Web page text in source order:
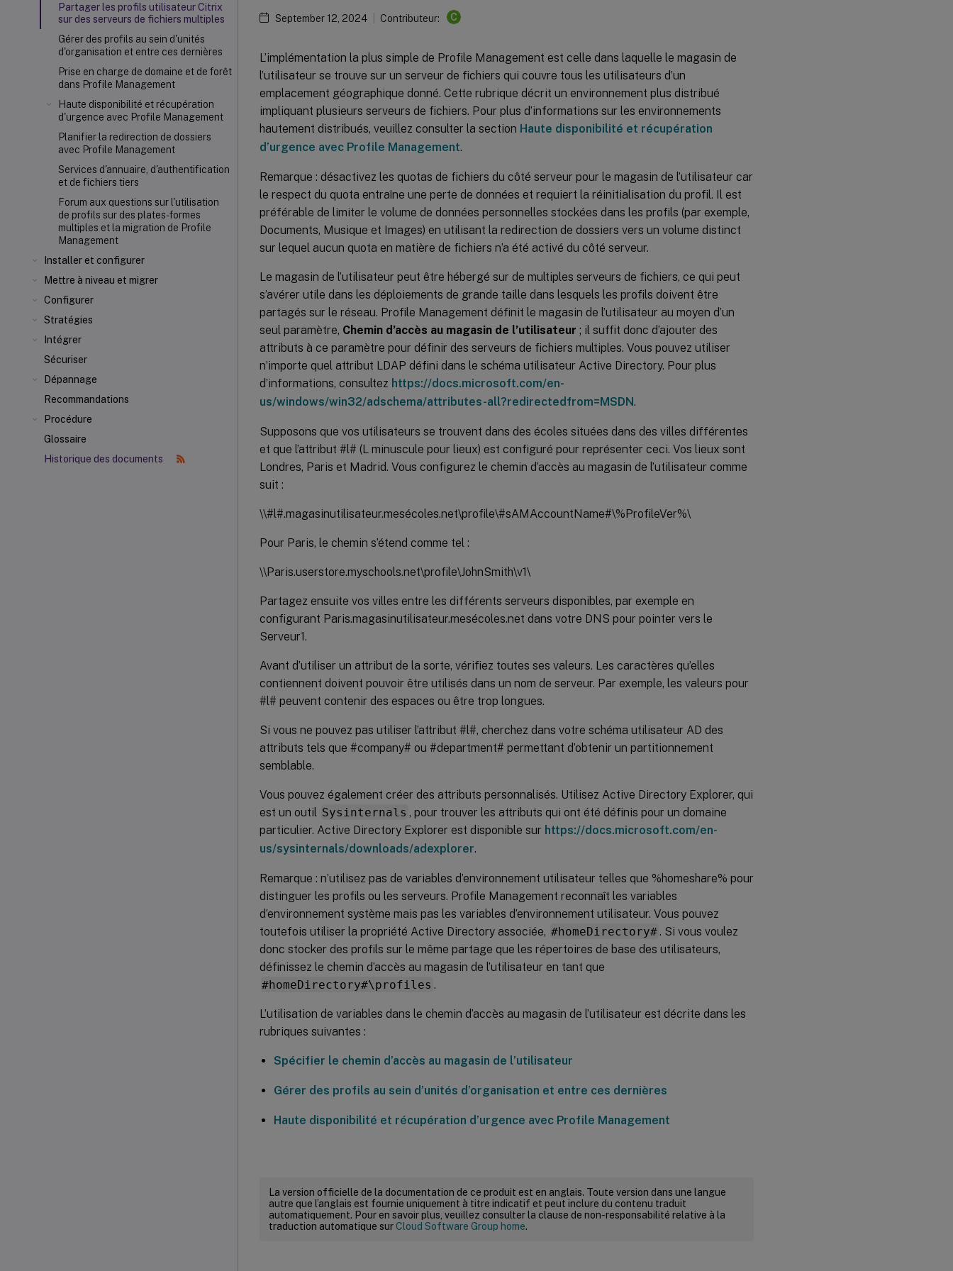
Partager les profils utilisateur Citrix
sur des serveurs de fichiers multiples
Gérer des profils au sein d'unités
d'organisation et entre ces dernières
Prise en charge de domaine et de forêt
dans Profile Management
Haute disponibilité et récupération
d'urgence avec Profile Management
Planifier la redirection de dossiers
avec Profile Management
Services d'annuaire, d'authentification
et de fichiers tiers
Forum aux questions sur l'utilisation
de profils sur des plates-formes
multiples et la migration de Profile
Management
Installer et configurer
Mettre à niveau et migrer
Configurer
Stratégies
Intégrer
Sécuriser
Dépannage
Recommandations
Procédure
Glossaire
Historique des documents
September 12, 2024 Contributeur: C
L’implémentation la plus simple de Profile Management est celle dans laquelle le magasin de
l’utilisateur se trouve sur un serveur de fichiers qui couvre tous les utilisateurs d’un
emplacement géographique donné. Cette rubrique décrit un environnement plus distribué
impliquant plusieurs serveurs de fichiers. Pour plus d’informations sur les environnements
hautement distribués, veuillez consulter la section Haute disponibilité et récupération
d’urgence avec Profile Management.
Remarque : désactivez les quotas de fichiers du côté serveur pour le magasin de l’utilisateur car
le respect du quota entraîne une perte de données et requiert la réinitialisation du profil. Il est
préférable de limiter le volume de données personnelles stockées dans les profils (par exemple,
Documents, Musique et Images) en utilisant la redirection de dossiers vers un volume distinct
sur lequel aucun quota en matière de fichiers n’a été activé du côté serveur.
Le magasin de l’utilisateur peut être hébergé sur de multiples serveurs de fichiers, ce qui peut
s’avérer utile dans les déploiements de grande taille dans lesquels les profils doivent être
partagés sur le réseau. Profile Management définit le magasin de l’utilisateur au moyen d’un
seul paramètre, Chemin d’accès au magasin de l’utilisateur ; il suffit donc d’ajouter des
attributs à ce paramètre pour définir des serveurs de fichiers multiples. Vous pouvez utiliser
n’importe quel attribut LDAP défini dans le schéma utilisateur Active Directory. Pour plus
d’informations, consultez https://docs.microsoft.com/en-
us/windows/win32/adschema/attributes-all?redirectedfrom=MSDN.
Supposons que vos utilisateurs se trouvent dans des écoles situées dans des villes différentes
et que l’attribut #l# (L minuscule pour lieux) est configuré pour représenter ceci. Vos lieux sont
Londres, Paris et Madrid. Vous configurez le chemin d’accès au magasin de l’utilisateur comme
suit :
\\#l#.magasinutilisateur.mesécoles.net\profile\#sAMAccountName#\%ProfileVer%\
Pour Paris, le chemin s’étend comme tel :
\\Paris.userstore.myschools.net\profile\JohnSmith\v1\
Partagez ensuite vos villes entre les différents serveurs disponibles, par exemple en
configurant Paris.magasinutilisateur.mesécoles.net dans votre DNS pour pointer vers le
Serveur1.
Avant d’utiliser un attribut de la sorte, vérifiez toutes ses valeurs. Les caractères qu’elles
contiennent doivent pouvoir être utilisés dans un nom de serveur. Par exemple, les valeurs pour
#l# peuvent contenir des espaces ou être trop longues.
Si vous ne pouvez pas utiliser l’attribut #l#, cherchez dans votre schéma utilisateur AD des
attributs tels que #company# ou #department# permettant d’obtenir un partitionnement
semblable.
Vous pouvez également créer des attributs personnalisés. Utilisez Active Directory Explorer, qui
est un outil Sysinternals , pour trouver les attributs qui ont été définis pour un domaine
particulier. Active Directory Explorer est disponible sur https://docs.microsoft.com/en-
us/sysinternals/downloads/adexplorer.
Remarque : n’utilisez pas de variables d’environnement utilisateur telles que %homeshare% pour
distinguer les profils ou les serveurs. Profile Management reconnaît les variables
d’environnement système mais pas les variables d’environnement utilisateur. Vous pouvez
toutefois utiliser la propriété Active Directory associée, #homeDirectory# . Si vous voulez
donc stocker des profils sur le même partage que les répertoires de base des utilisateurs,
définissez le chemin d’accès au magasin de l’utilisateur en tant que
#homeDirectory#\profiles .
L’utilisation de variables dans le chemin d’accès au magasin de l’utilisateur est décrite dans les
rubriques suivantes :
Spécifier le chemin d’accès au magasin de l’utilisateur
Gérer des profils au sein d’unités d’organisation et entre ces dernières
Haute disponibilité et récupération d’urgence avec Profile Management
La version officielle de la documentation de ce produit est en anglais. Toute version dans une langue
autre que l’anglais est fournie uniquement à titre indicatif et peut inclure du contenu traduit
automatiquement. Pour en savoir plus, veuillez consulter la clause de non-responsabilité relative à la
traduction automatique surCloud Software Group home.